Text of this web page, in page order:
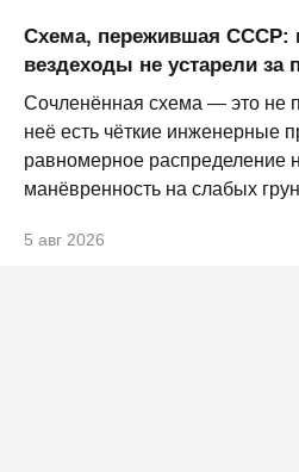
Схема, пережившая СССР:
вездеходы не устарели за
Сочленённая схема — это не
неё есть чёткие инженерные
равномерное распределение
манёвренность на слабых
5 авг 2026